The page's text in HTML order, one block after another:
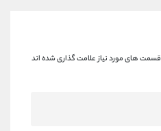
قسمت های مورد نیاز علامت گذاری شده اند